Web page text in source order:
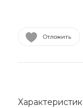
Отложить